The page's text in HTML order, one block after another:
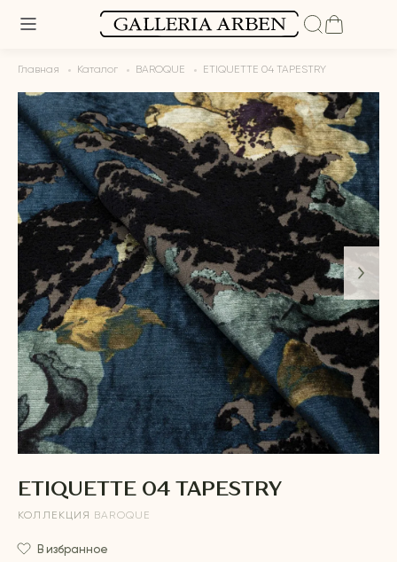
Главная Каталог BAROQUE ETIQUETTE 04 TAPESTRY
ETIQUETTE 04 TAPESTRY
КОЛЛЕКЦИЯ BAROQUE
В избранное